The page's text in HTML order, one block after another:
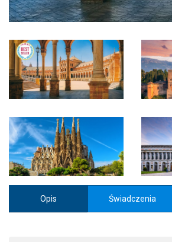
Opis Świadczenia